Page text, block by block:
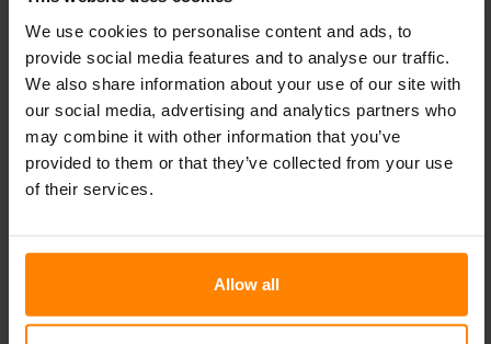
We use cookies to personalise content and ads, to
provide social media features and to analyse our traffic.
We also share information about your use of our site with
our social media, advertising and analytics partners who
may combine it with other information that you’ve
provided to them or that they’ve collected from your use
of their services.
Allow all
Beet Harvester
Combine Harvester
Crop Sprayer